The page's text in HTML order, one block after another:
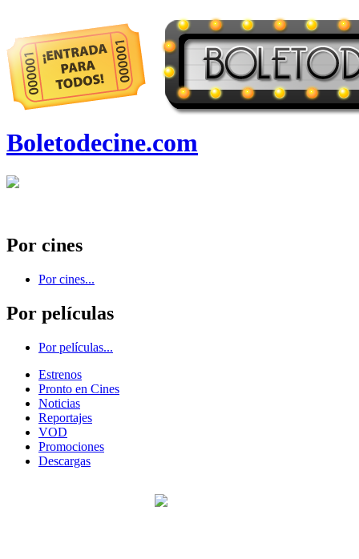
Boletodecine.com
Por cines
Por cines...
Por películas
Por películas...
Estrenos
Pronto en Cines
Noticias
Reportajes
VOD
Promociones
Descargas